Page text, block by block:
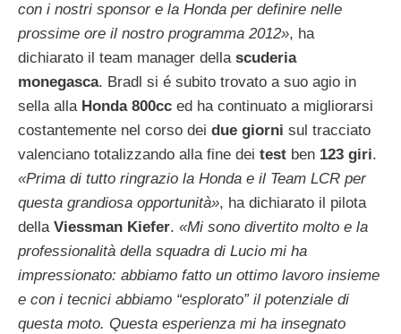
con i nostri sponsor e la Honda per definire nelle
prossime ore il nostro programma 2012», ha
dichiarato il team manager della scuderia
monegasca. Bradl si é subito trovato a suo agio in
sella alla Honda 800cc ed ha continuato a migliorarsi
costantemente nel corso dei due giorni sul tracciato
valenciano totalizzando alla fine dei test ben 123 giri.
«Prima di tutto ringrazio la Honda e il Team LCR per
questa grandiosa opportunità», ha dichiarato il pilota
della Viessman Kiefer. «Mi sono divertito molto e la
professionalità della squadra di Lucio mi ha
impressionato: abbiamo fatto un ottimo lavoro insieme
e con i tecnici abbiamo “esplorato” il potenziale di
questa moto. Questa esperienza mi ha insegnato